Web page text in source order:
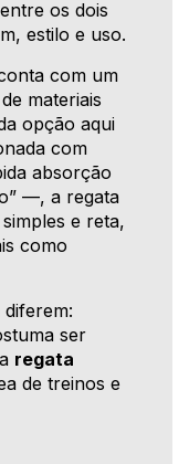
os dois
estilo e uso.
com um
materiais
opção aqui
com
absorção
—, a regata
e reta,
como
diferem:
ser
regata
de treinos e